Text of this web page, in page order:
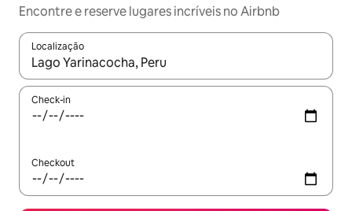
Encontre e reserve lugares incríveis no Airbnb
Localização
Quando os resultados estiverem disponíveis, explore-os
Check-in
Checkout